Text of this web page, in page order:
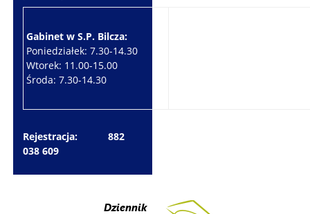
Gabinet w S.P. Bilcza:
Poniedziałek: 7.30-14.30
Wtorek: 11.00-15.00
Środa: 7.30-14.30
Rejestracja: 882
038 609